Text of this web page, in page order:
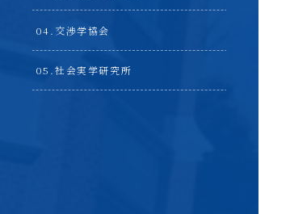
交渉学協会
社会実学研究所